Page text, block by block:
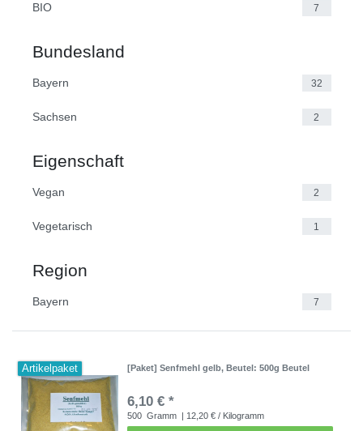
BIO 7
Bundesland
Bayern 32
Sachsen 2
Eigenschaft
Vegan 2
Vegetarisch 1
Region
Bayern 7
Artikelpaket [Paket] Senfmehl gelb, Beutel: 500g Beutel
6,10 € *
500 Gramm | 12,20 € / Kilogramm